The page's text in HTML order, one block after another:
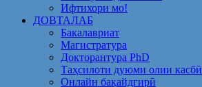
Ифтихори мо!
ДОВТАЛАБ
Бакалавриат
Магистратура
Докторантура PhD
Таҳсилоти дуюми олии касбӣ
Онлайн бақайдгирӣ